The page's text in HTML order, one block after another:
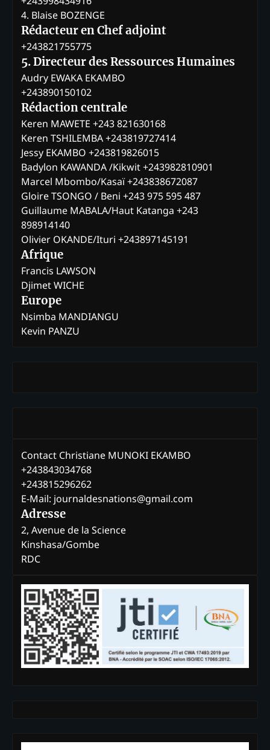
4. Blaise BOZENGE
Rédacteur en Chef adjoint
+243821755775
5. Directeur des Ressources Humaines
Audry EWAKA EKAMBO
+243890150102
Rédaction centrale
Keren MAWETE +243 821630168
Keren TSHILEMBA +243819727414
Jessy EKAMBO +243819826015
Badylon KAWANDA /Kikwit +243982810901
Marcel Mbombo/Kasaï +243838672087
Gloire TSONGO / Beni +243 975 595 487
Guillaume MABALA/Haut Katanga +243
898914140
Olivier OKANDE/Ituri +243897145191
Afrique
Francis LAWSON
Djimet WICHE
Europe
Nsimba MANDIANGU
Kevin PANZU
Contact Christiane MUNOKI EKAMBO
+243843034768
+243815296262
E-Mail: journaldesnations@gmail.com
Adresse
2, Avenue de la Science
Kinshasa/Gombe
RDC